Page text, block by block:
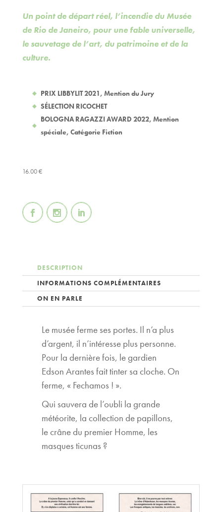
Un point de départ réel, l’incendie du Musée
de Rio de Janeiro, pour une fable universelle,
le sauvetage de l’art, du patrimoine et de la
culture.
PRIX LIBBYLIT 2021, Mention du Jury
SÉLECTION RICOCHET
BOLOGNA RAGAZZI AWARD 2022, Mention
spéciale, Catégorie Fiction
16.00€
DESCRIPTION
INFORMATIONS COMPLÉMENTAIRES
ON EN PARLE
Le musée ferme ses portes. Il n’a plus
d’argent, il n’intéresse plus personne.
Pour la dernière fois, le gardien
Edson Arantes fait tinter sa cloche. On
ferme, « Fechamos ! ».
Qui sauvera de l’oubli la grande
météorite, la collection de papillons,
le crâne du premier Homme, les
masques ticunas ?